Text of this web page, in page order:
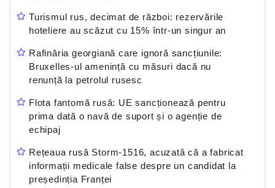
Turismul rus, decimat de război: rezervările
hoteliere au scăzut cu 15% într-un singur an
Rafinăria georgiană care ignoră sancțiunile:
Bruxelles-ul amenință cu măsuri dacă nu
renunță la petrolul rusesc
Flota fantomă rusă: UE sancționează pentru
prima dată o navă de suport și o agenție de
echipaj
Rețeaua rusă Storm-1516, acuzată că a fabricat
informații medicale false despre un candidat la
președinția Franței